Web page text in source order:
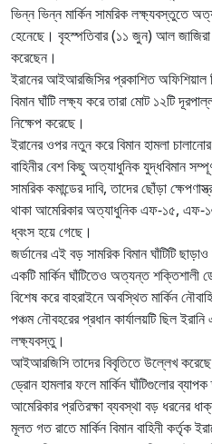
ভিন্ন ভিন্ন মার্কিন সামরিক
হেনেছে। বৃহস্পতিবার (১১ জুন) আল
করেছেন।
ইরানের আইআরজিসির প্রকাশিত
বিমান ঘাঁটি লক্ষ্য করে তারা মোট ১২টি
নিক্ষেপ করেছে।
ইরানের ওপর নতুন করে বিমান হামলা চালানোর
বাহিনীর বেশ কিছু অত্যাধুনিক যুদ্ধবিমান
সামরিক কমান্ডের দাবি, তাদের ছোঁড়া
থাকা আমেরিকার অত্যাধুনিক এফ-১৫, এফ-
ধ্বংস হয়ে গেছে।
জর্ডানের এই বড় সামরিক বিমান ঘাঁটিটি
একটি মার্কিন ঘাঁটিতেও অত্যন্ত শক্তিশালী
বিশেষ করে বাহরাইনে অবস্থিত মার্কিন
পঞ্চম নৌবহরের প্রধান কার্যালয়টি ছিল
লক্ষ্যবস্তু।
আইআরজিসি তাদের বিবৃতিতে উল্লেখ করেছে
ড্রোন হামলার ফলে মার্কিন ঘাঁটিগুলোর
আমেরিকার প্রতিরক্ষা ব্যবস্থা বড় ধরনের
মূলত গত রাতে মার্কিন বিমান বাহিনী কর্তৃক